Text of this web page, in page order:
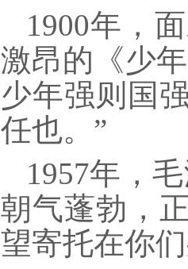
1900年，
激昂的《少
少年强则国
任也。”
1957年，
朝气蓬勃，
望寄托在你